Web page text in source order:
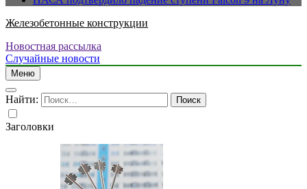
Железобетонные конструкции
Новостная рассылка
Случайные новости
Меню
Найти:
Заголовки